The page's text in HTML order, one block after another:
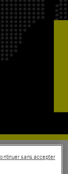
droits
sans accepter